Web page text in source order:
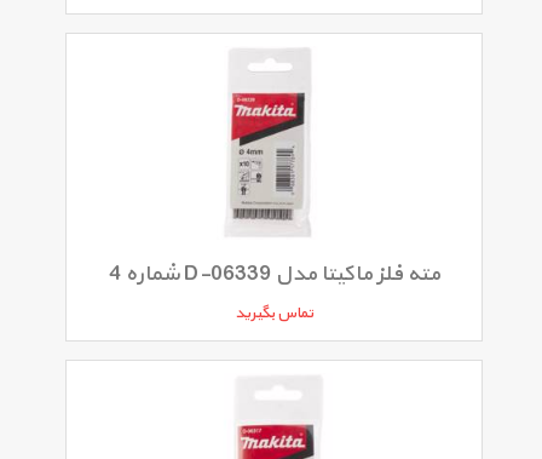
مته فلز ماکیتا مدل D-06339 شماره 4
تماس بگیرید